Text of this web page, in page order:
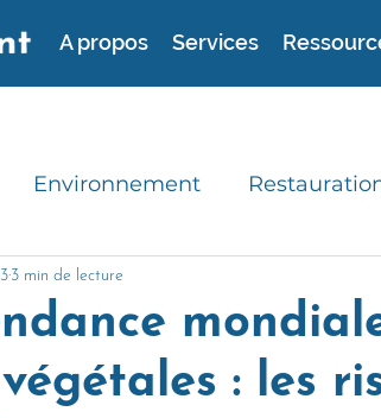
A propos Services
Environnement
RSE
Actualités
: les
3 min de lecture